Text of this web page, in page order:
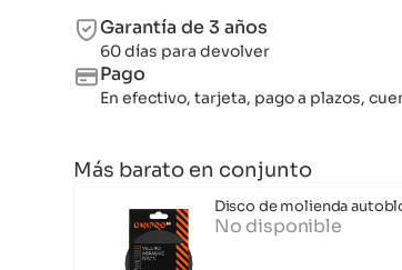
Garantía de 3 años
60 días para devolver
Pago
En efectivo, tarjeta, pago a plazos,
Más barato en conjunto
Disco de molienda
No disponible